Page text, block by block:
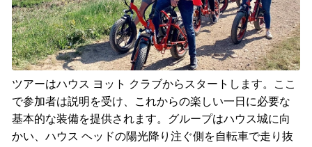
ツアーはハウス ヨット クラブからスタートします。ここ
で参加者は説明を受け、これからの楽しい一日に必要な
基本的な装備を提供されます。グループはハウス城に向
かい、ハウス ヘッドの陽光降り注ぐ側を自転車で走り抜